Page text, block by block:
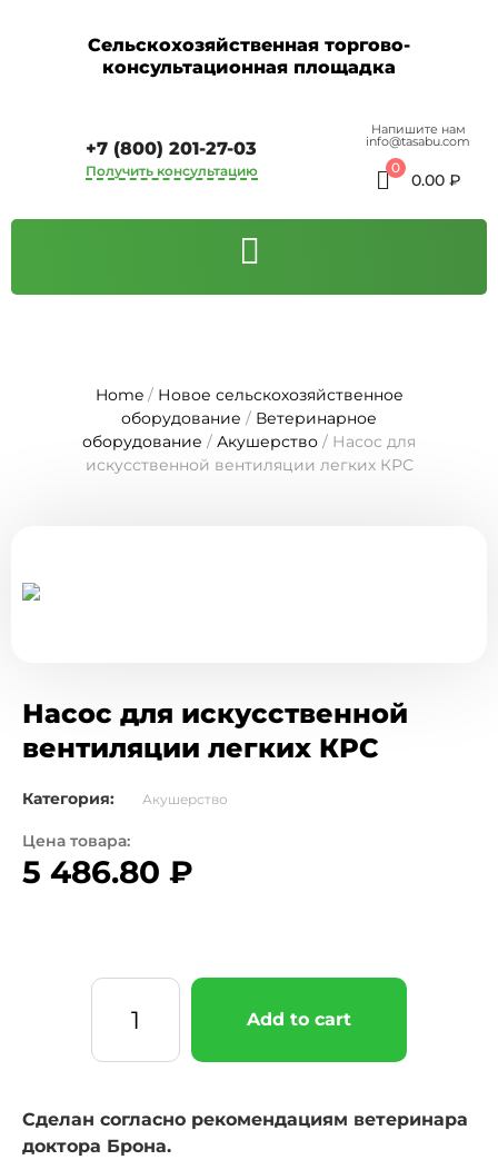
Сельскохозяйственная торгово-
консультационная площадка
Напишите нам
info@tasabu.com
0
0.00 ₽
+7 (800) 201-27-03
Получить консультацию
Home/ Новое сельскохозяйственное
оборудование / Ветеринарное
оборудование / Акушерство / Насос для
искусственной вентиляции легких КРС
Насос для искусственной
вентиляции легких КРС
Категория: Акушерство
Цена товара:
5 486.80 ₽
Add to cart
Сделан согласно рекомендациям ветеринара
доктора Брона.